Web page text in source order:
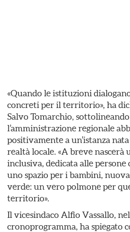
«Quando le istituzioni
concreti per il territorio», ha
Salvo Tomarchio,
l’amministrazione regionale
positivamente a un’istanza
realtà locale. «A breve nascerà
inclusiva, dedicata alle
uno spazio per i bambini,
verde: un vero polmone per
territorio».
Il vicesindaco Alfio Vassallo,
cronoprogramma, ha spiegato